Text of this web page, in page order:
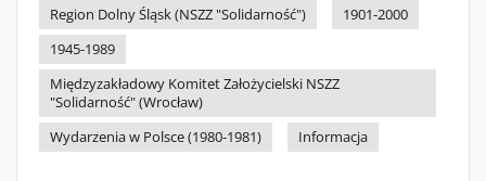
Region Dolny Śląsk (NSZZ "Solidarność")
1901-2000
1945-1989
Międzyzakładowy Komitet Założycielski NSZZ
"Solidarność" (Wrocław)
Wydarzenia w Polsce (1980-1981)
Informacja